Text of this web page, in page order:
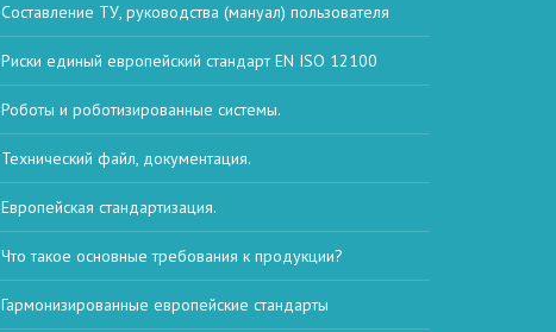
Составление ТУ, руководства (мануал) пользователя
Риски единый европейский стандарт EN ISO 12100
Роботы и роботизированные системы.
Технический файл, документация.
Европейская стандартизация.
Что такое основные требования к продукции?
Гармонизированные европейские стандарты